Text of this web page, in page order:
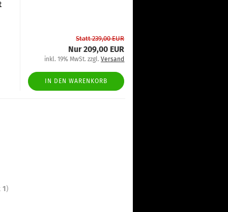
Statt 239,00 EUR
Nur 209,00 EUR
inkl. 19% MwSt. zzgl.Versand
IN DEN WARENKORB
1)